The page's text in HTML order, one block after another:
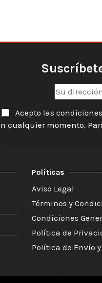
Acepto las
cualquier momento.
Políticas
Aviso Legal
Términos y
Condiciones
Política de
Política de Envío